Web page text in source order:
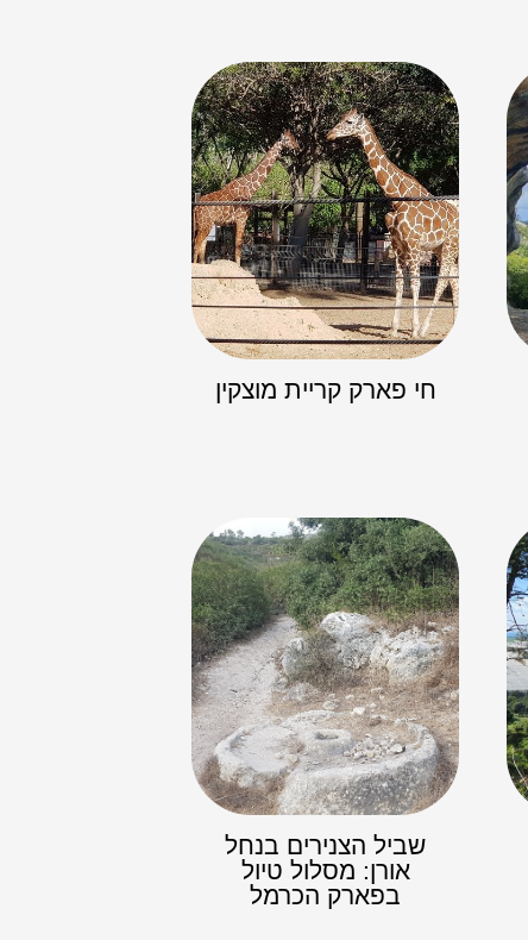
חי פארק קריית מוצקין
שביל הצנירים בנחל
אורן: מסלול טיול
בפארק הכרמל